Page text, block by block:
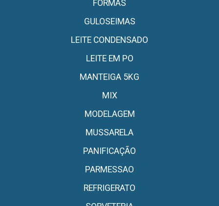
FORMAS
GULOSEIMAS
LEITE CONDENSADO
LEITE EM PO
MANTEIGA 5KG
MIX
MODELAGEM
MUSSARELA
PANIFICAÇÃO
PARMESSAO
REFRIGERATO